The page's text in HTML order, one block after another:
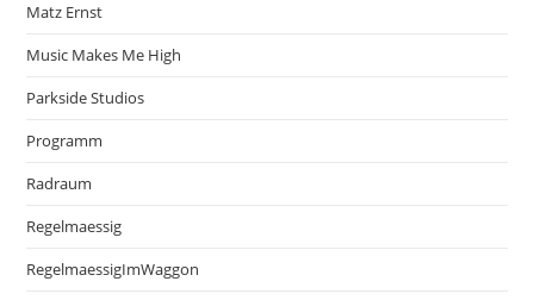
Matz Ernst
Music Makes Me High
Parkside Studios
Programm
Radraum
Regelmaessig
RegelmaessigImWaggon